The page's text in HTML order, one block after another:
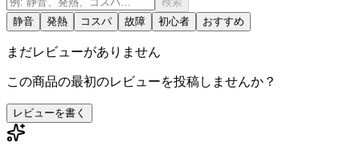
静音
発熱 コスパ 故障 初心者 おすすめ
まだレビューがありません
この商品の最初のレビューを投稿しませんか？
レビューを書く